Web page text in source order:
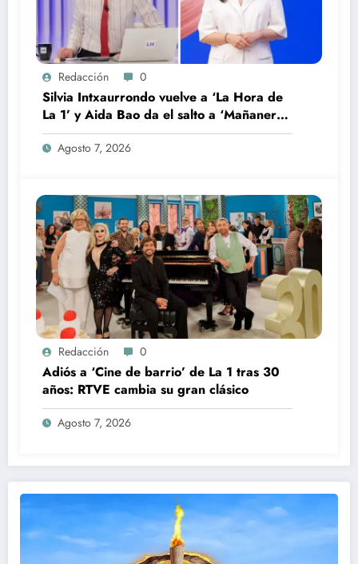
Redacción 0
Silvia Intxaurrondo vuelve a ‘La Hora de
La 1’ y Aida Bao da el salto a ‘Mañaneros
360’
Agosto 7, 2026
Redacción 0
Adiós a ‘Cine de barrio’ de La 1 tras 30
años: RTVE cambia su gran clásico
Agosto 7, 2026